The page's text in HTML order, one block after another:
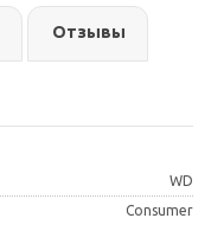
Отзывы
WD
Consumer